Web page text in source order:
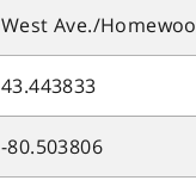
West Ave./
43.443833
-80.503806